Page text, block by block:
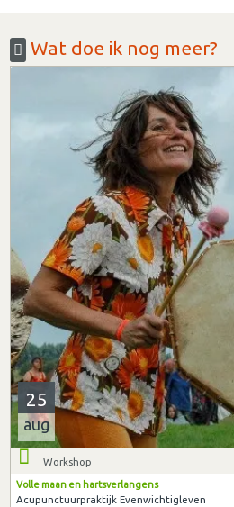
Wat doe ik nog meer?
25
aug
Workshop
Volle maan en hartsverlangens
Acupunctuurpraktijk Evenwichtigleven